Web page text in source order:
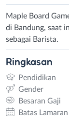
Maple Board
di Bandung, saat
sebagai Barista.
Ringkasan
Pendidikan
Gender
Besaran Gaji
Batas Lamaran